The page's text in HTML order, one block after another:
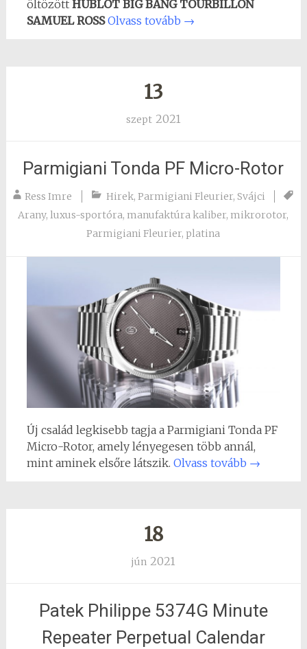
öltözött HUBLOT BIG BANG TOURBILLON
SAMUEL ROSS Olvass tovább →
13
szept 2021
Parmigiani Tonda PF Micro-Rotor
Ress Imre Hirek,Parmigiani Fleurier,Svájci
Arany,luxus-sportóra, manufaktúra kaliber, mikrorotor,
Parmigiani Fleurier, platina
Új család legkisebb tagja a Parmigiani Tonda PF
Micro-Rotor, amely lényegesen több annál,
mint aminek elsőre látszik. Olvass tovább →
18
jún 2021
Patek Philippe 5374G Minute
Repeater Perpetual Calendar